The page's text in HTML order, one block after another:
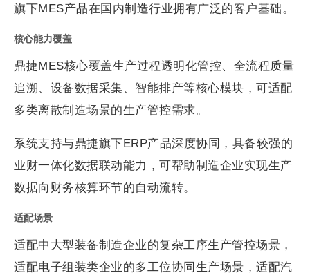
旗下MES产品在国内制造行业拥有广泛的客户基础。
核心能力覆盖
鼎捷MES核心覆盖生产过程透明化管控、全流程质量
追溯、设备数据采集、智能排产等核心模块，可适配
多类离散制造场景的生产管控需求。
系统支持与鼎捷旗下ERP产品深度协同，具备较强的
业财一体化数据联动能力，可帮助制造企业实现生产
数据向财务核算环节的自动流转。
适配场景
适配中大型装备制造企业的复杂工序生产管控场景，
适配电子组装类企业的多工位协同生产场景，适配汽